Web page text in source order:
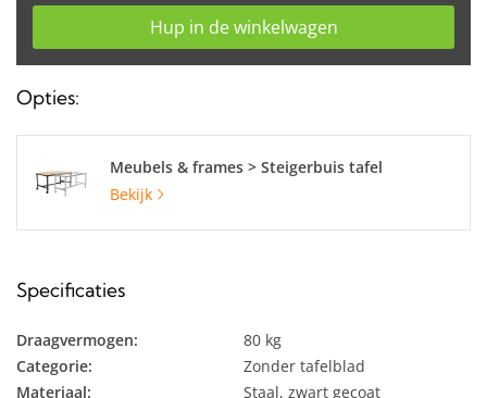
Hup in de winkelwagen
Opties:
Meubels & frames > Steigerbuis tafel
Bekijk
Specificaties
Draagvermogen:
80 kg
Categorie:
Zonder tafelblad
Materiaal:
Staal, zwart gecoat